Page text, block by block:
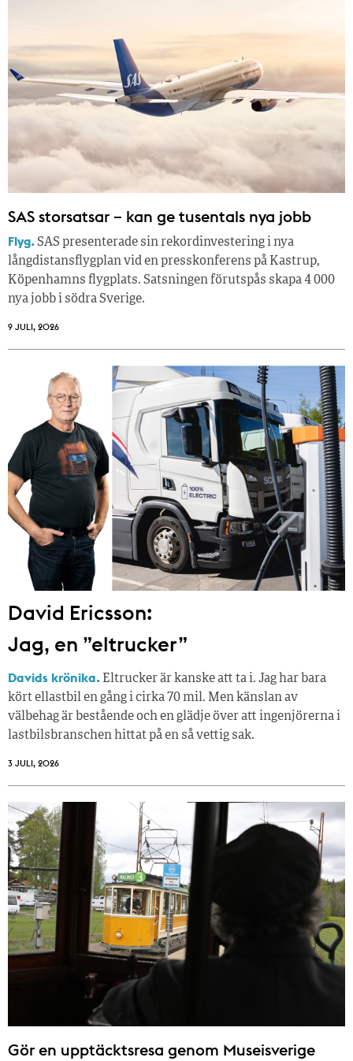
SAS storsatsar – kan ge tusentals nya jobb
Flyg.SAS presenterade sin rekordinvestering i nya
långdistansflygplan vid en presskonferens på Kastrup,
Köpenhamns flygplats. Satsningen förutspås skapa 4 000
nya jobb i södra Sverige.
9 JULI, 2026
David Ericsson:
Jag, en ”eltrucker”
Davids krönika. Eltrucker är kanske att ta i. Jag har bara
kört ellastbil en gång i cirka 70 mil. Men känslan av
välbehag är bestående och en glädje över att ingenjörerna i
lastbilsbranschen hittat på en så vettig sak.
3 JULI, 2026
Gör en upptäcktsresa genom Museisverige